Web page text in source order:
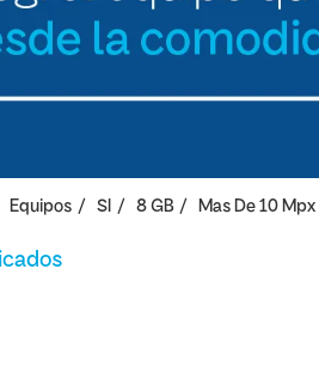
Equipos SI 8 GB Mas De 10 Mpx